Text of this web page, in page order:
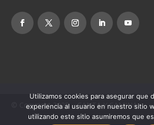
© Copyright 2025 – CANTA Y CAMINA
Utilizamos cookies para asegurar que
experiencia al usuario en nuestro sitio
utilizando este sitio asumiremos que